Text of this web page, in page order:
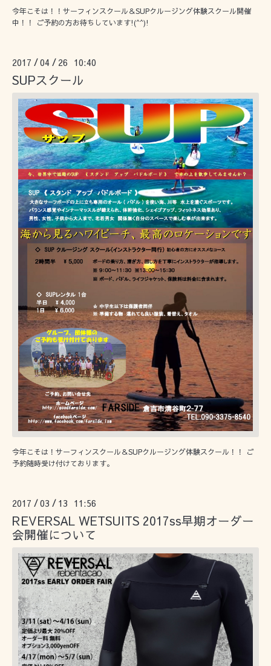
今年こそは！！サーフィンスクール＆SUPクルージング体験スクール開催
中！！ ご予約の方お待ちしています!(^^)!
2017 /04 / 26 10:40
SUPスクール
今年こそは！サーフィンスクール＆SUPクルージング体験スクール！！ ご
予約随時受け付けております。
2017 /03 / 13 11:56
REVERSAL WETSUITS 2017ss早期オーダー
会開催について